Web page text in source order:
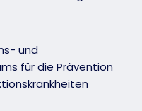
und
für die Prävention